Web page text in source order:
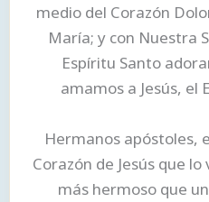
medio del Corazón
María; y con Nuestra
Espíritu Santo
amamos a Jesús, el
Hermanos apóstoles,
Corazón de Jesús que
más hermoso que